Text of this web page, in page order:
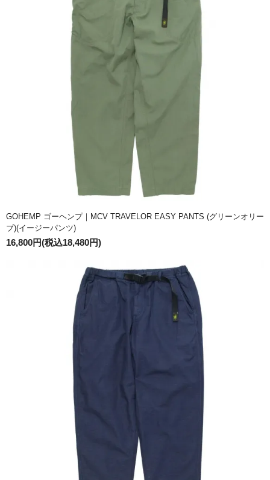
GOHEMP ゴーヘンプ｜MCV TRAVELOR EASY PANTS (グリーンオリー
ブ)(イージーパンツ)
16,800円(税込18,480円)